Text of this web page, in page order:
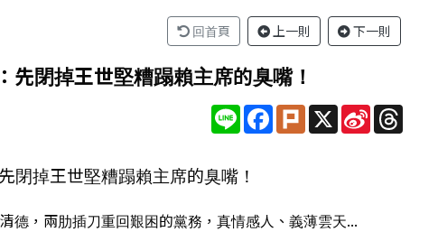
回首頁 上一則 下一則
閉掉王世堅糟蹋賴主席的臭嘴！
Line Facebook
PlurkX Sina
Weibo
閉掉王世堅糟蹋賴主席的臭嘴！
德，兩肋插刀重回艱困的黨務，真情感人、義薄雲天...